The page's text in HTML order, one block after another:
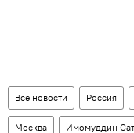
Все новости Россия
Москва Имомуддин